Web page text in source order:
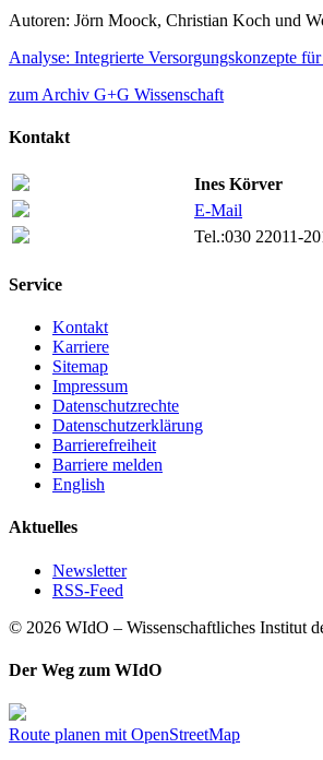
Autoren: Jörn Moock, Christian Koch und
Analyse: Integrierte Versorgungskonzepte
zum Archiv G+G Wissenschaft
Kontakt
Ines Körver
E-Mail
Tel.:030 22011-
Service
Kontakt
Karriere
Sitemap
Impressum
Datenschutzrechte
Datenschutzerklärung
Barrierefreiheit
Barriere melden
English
Aktuelles
Newsletter
RSS-Feed
© 2026 WIdO – Wissenschaftliches Institut
Der Weg zum WIdO
Route planen mit OpenStreetMap